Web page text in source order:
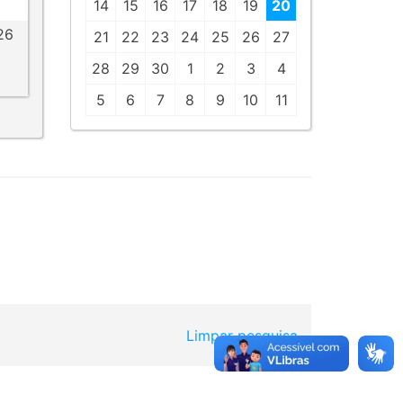
14 15 16 17 18 19
20
21
22 23 24 25 26
27
28
29 30 1 2 3
4
5
6 7 8 9 10 11
Limpar pesquisa